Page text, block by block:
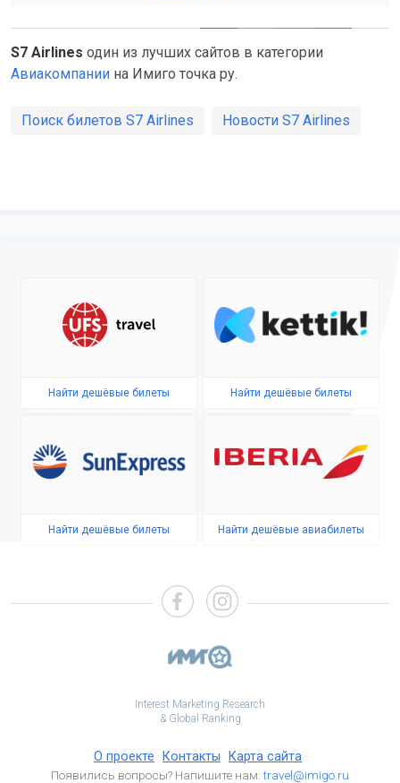
S7 Airlines один из лучших сайтов в категории
Авиакомпании на Имиго точка ру.
Поиск билетов S7 Airlines Новости S7 Airlines
Найти дешёвые билеты Найти дешёвые билеты
Найти дешёвые билеты Найти дешёвые авиабилеты
Interest Marketing Research
& Global Ranking
О проекте Контакты Карта сайта
Появились вопросы? Напишите нам:travel@imigo.ru